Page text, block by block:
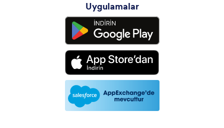
Uygulamalar